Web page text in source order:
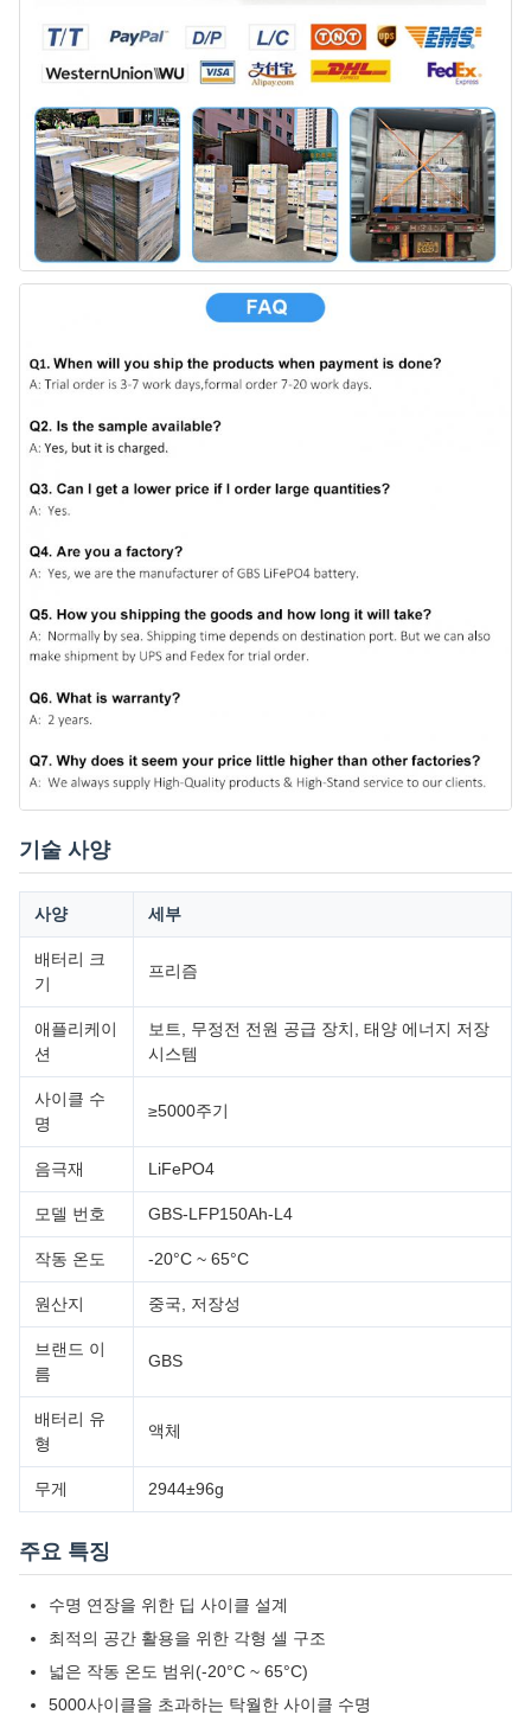
기술 사양
사양 세부
배터리 크
기
프리즘
애플리케이
션
보트, 무정전 전원 공급 장치, 태양 에너지 저장
시스템
사이클 수
명
≥5000주기
음극재 LiFePO4
모델 번호 GBS-LFP150Ah-L4
작동 온도 -20°C ~ 65°C
원산지 중국, 저장성
브랜드 이
름
GBS
배터리 유
형
액체
무게 2944±96g
주요 특징
수명 연장을 위한 딥 사이클 설계
최적의 공간 활용을 위한 각형 셀 구조
넓은 작동 온도 범위(-20°C ~ 65°C)
5000사이클을 초과하는 탁월한 사이클 수명